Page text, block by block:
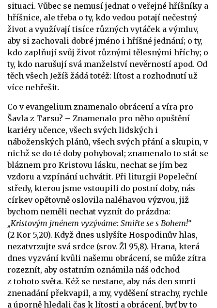
situaci. Vůbec se nemusí jednat o veřejné hříšníky a
hříšnice, ale třeba o ty, kdo vedou potají nečestný
život a využívají tisíce různých vytáček a výmluv,
aby si zachovali dobré jméno i hříšné jednání; o ty,
kdo zaplňují svůj život různými tělesnými hříchy; o
ty, kdo narušují svá manželství nevěrností apod. Od
těch všech Ježíš žádá totéž: lítost a rozhodnutí už
více nehřešit.
Co v evangelium znamenalo obrácení a víra pro
Šavla z Tarsu? – Znamenalo pro něho opuštění
kariéry učence, všech svých lidských i
náboženských plánů, všech svých přání a skupin, v
nichž se do té doby pohyboval; znamenalo to stát se
bláznem pro Kristovu lásku, nechat se jím bez
vzdoru a vzpínání uchvátit. Při liturgii Popeleční
středy, kterou jsme vstoupili do postní doby, nás
církev opětovně oslovila naléhavou výzvou, již
bychom neměli nechat vyznít do prázdna:
„Kristovým jménem vyzýváme: Smiřte se s Bohem!“
(2 Kor 5,20). Když dnes uslyšíte Hospodinův hlas,
nezatvrzujte svá srdce (srov. Žl 95,8). Hrana, která
dnes vyzvání kvůli našemu obrácení, se může zítra
rozeznít, aby ostatním oznámila náš odchod
z tohoto světa. Kéž se nestane, aby nás den smrti
znenadání překvapil, a my, vyděšení strachy, rychle
a úporně hledali čas k lítosti a obrácení, byť by to